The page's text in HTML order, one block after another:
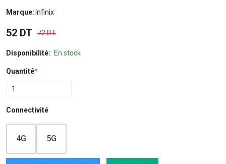
Marque: Infinix
52 DT 72 DT
Disponibilité: En stock
Quantité*
Connectivité
4G 5G